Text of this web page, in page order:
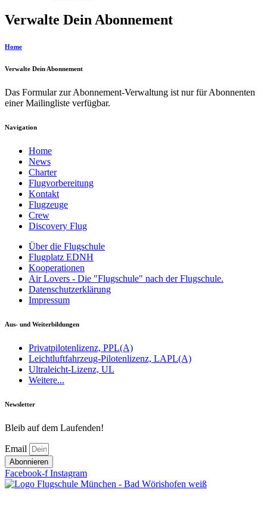
Verwalte Dein Abonnement
Home
Verwalte Dein Abonnement
Das Formular zur Abonnement-Verwaltung ist nur für Abonnenten
einer Mailingliste verfügbar.
Navigation
Home
News
Charter
Flugvorbereitung
Kontakt
Flugzeuge
Crew
Discovery Flug
Über die Flugschule
Flugplatz EDNH
Kooperationen
Air Lovers - Die "Flugschule" nach der Flugschule.
Datenschutzerklärung
Impressum
Aus- und Weiterbildungen
Privatpilotenlizenz, PPL(A)
Leichtluftfahrzeug-Pilotenlizenz, LAPL(A)
Ultraleicht-Lizenz, UL
Weitere...
Newsletter
Bleib auf dem Laufenden!
Email
Abonnieren
Facebook-f Instagram